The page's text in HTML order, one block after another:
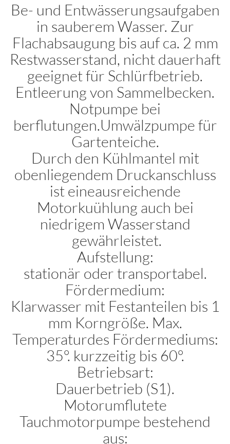
Be- und Entwässerungsaufgaben
in sauberem Wasser. Zur
Flachabsaugung bis auf ca. 2 mm
Restwasserstand, nicht dauerhaft
geeignet für Schlürfbetrieb.
Entleerung von Sammelbecken.
Notpumpe bei
berflutungen.Umwälzpumpe für
Gartenteiche.
Durch den Kühlmantel mit
obenliegendem Druckanschluss
ist eineausreichende
Motorkuühlung auch bei
niedrigem Wasserstand
gewährleistet.
Aufstellung:
stationär oder transportabel.
Fördermedium:
Klarwasser mit Festanteilen bis 1
mm Korngröße. Max.
Temperaturdes Fördermediums:
35°. kurzzeitig bis 60°.
Betriebsart:
Dauerbetrieb (S1).
Motorumflutete
Tauchmotorpumpe bestehend
aus: